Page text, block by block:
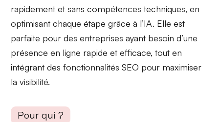
rapidement et sans compétences techniques, en
optimisant chaque étape grâce à l’IA. Elle est
parfaite pour des entreprises ayant besoin d’une
présence en ligne rapide et efficace, tout en
intégrant des fonctionnalités SEO pour maximiser
la visibilité.
Pour qui ?